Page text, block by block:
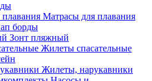
Матрасы для плавания
борды
Зонт пляжный
Жилеты спасательные
Жилеты, нарукавники